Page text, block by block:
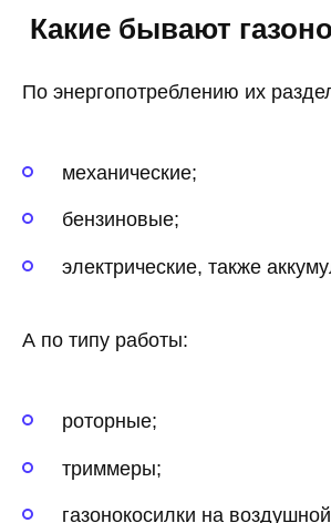
Какие бывают
По энергопотреблению их
механические;
бензиновые;
электрические, также
А по типу работы:
роторные;
триммеры;
газонокосилки на